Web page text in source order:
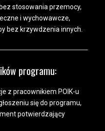
stosowania przemocy,
i wychowawcze,
bez krzywdzenia innych.
programu:
z pracownikiem POIK-u
się do programu,
potwierdzający